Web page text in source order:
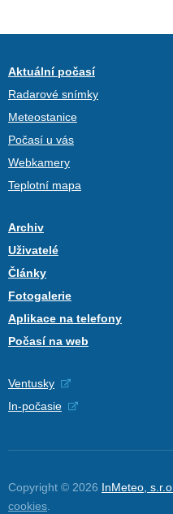
Aktuální počasí
Radarové snímky
Meteostanice
Počasí u vás
Webkamery
Teplotní mapa
Archiv
Uživatelé
Články
Fotogalerie
Aplikace na telefony
Počasí na web
Ventusky
In-počasie
Copyright © 2026 InMeteo, s.r.o.
cookies